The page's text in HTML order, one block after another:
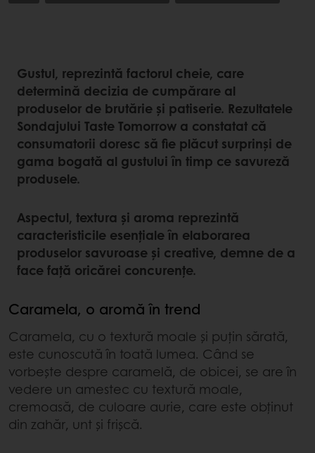
Gustul, reprezintă factorul cheie, care
determină decizia de cumpărare al
produselor de brutărie și patiserie. Rezultatele
Sondajului Taste Tomorrow a constatat că
consumatorii doresc să fie plăcut surprinși de
gama bogată al gustului în timp ce savureză
produsele.
Aspectul, textura și aroma reprezintă
caracteristicile esențiale în elaborarea
produselor savuroase și creative, demne de a
face față oricărei concurențe.
Caramela, o aromă în trend
Caramela, cu o textură moale și puțin sărată,
este cunoscută în toată lumea. Când se
vorbește despre caramelă, de obicei, se are în
vedere un amestec cu textură moale,
cremoasă, de culoare aurie, care este obținut
din zahăr, unt și frișcă.